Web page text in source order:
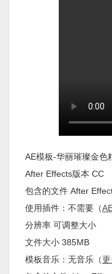
AE模板-华丽璀璨金色
After Effects版本 CC
包含的文件 After
使用插件：不需要（
分辨率 可调整大小
文件大小 385MB
模板音乐：无音乐（